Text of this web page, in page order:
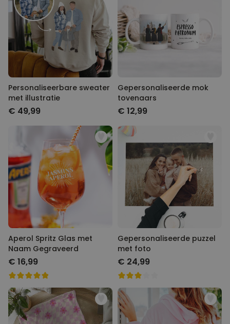
Personaliseerbaar
Gepersonaliseerd houten blok
waar het begon
Meer dan
24,99 €
Personaliseerbaar
Aperol Spritz Glas met Naam
Gegraveerd
Polaroid-look
Gepersonaliseerde
Geurhanger set van 2
Meer dan
13.900keer
gekocht
19,99 €
Personaliseerbare sweater
met illustratie
€ 49,99
Gepersonaliseerde mok
tovenaars
€ 12,99
Aperol Spritz Glas met
Naam Gegraveerd
€ 16,99
Gepersonaliseerde puzzel
met foto
€ 24,99